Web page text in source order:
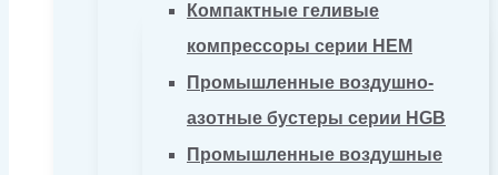
Компактные геливые
компрессоры серии HEM
Промышленные воздушно-
азотные бустеры серии HGB
Промышленные воздушные